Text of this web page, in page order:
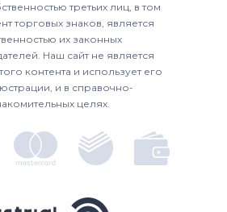
третьих лиц, в том
торговых знаков, является
их законных
Наш сайт не является
контента и использует его
и в справочно-
целях.